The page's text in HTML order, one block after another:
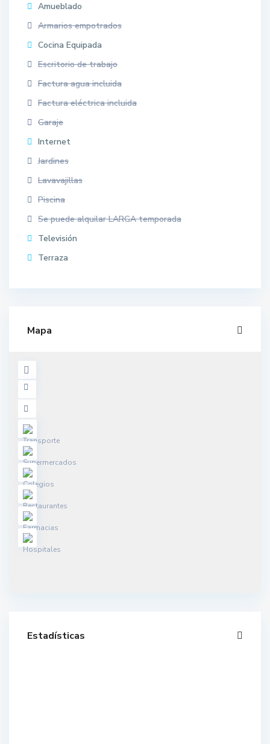
Amueblado
Armarios empotrados
Cocina Equipada
Escritorio de trabajo
Factura agua incluida
Factura eléctrica incluida
Garaje
Internet
Jardines
Lavavajillas
Piscina
Se puede alquilar LARGA temporada
Televisión
Terraza
Mapa
Estadísticas